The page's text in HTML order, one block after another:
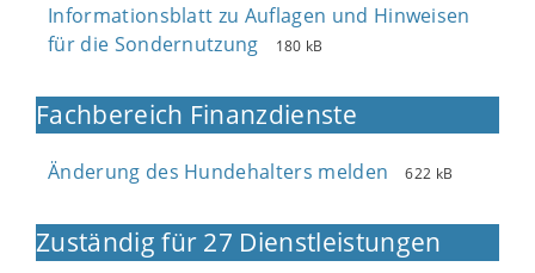
Informationsblatt zu Auflagen und Hinweisen
für die Sondernutzung
180 kB
Fachbereich Finanzdienste
Änderung des Hundehalters melden 622 kB
Zuständig für 27 Dienstleistungen